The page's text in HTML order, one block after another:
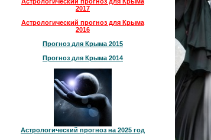
2017
Астрологический прогноз для Крыма
2016
Прогноз для Крыма 2015
Прогноз для Крыма 2014
Астрологический прогноз на 2025 год